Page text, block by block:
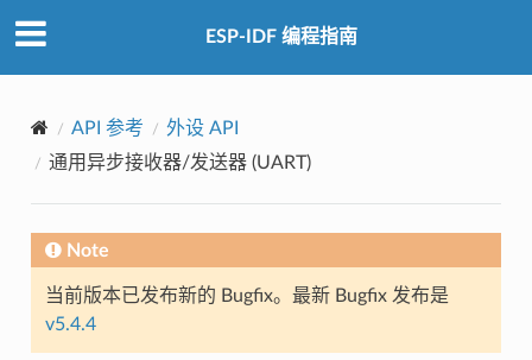
ESP-IDF 编程指南
API 参考
外设 API
通用异步接收器/发送器 (UART)
Note
当前版本已发布新的 Bugfix。最新 Bugfix 发布是
v5.4.4